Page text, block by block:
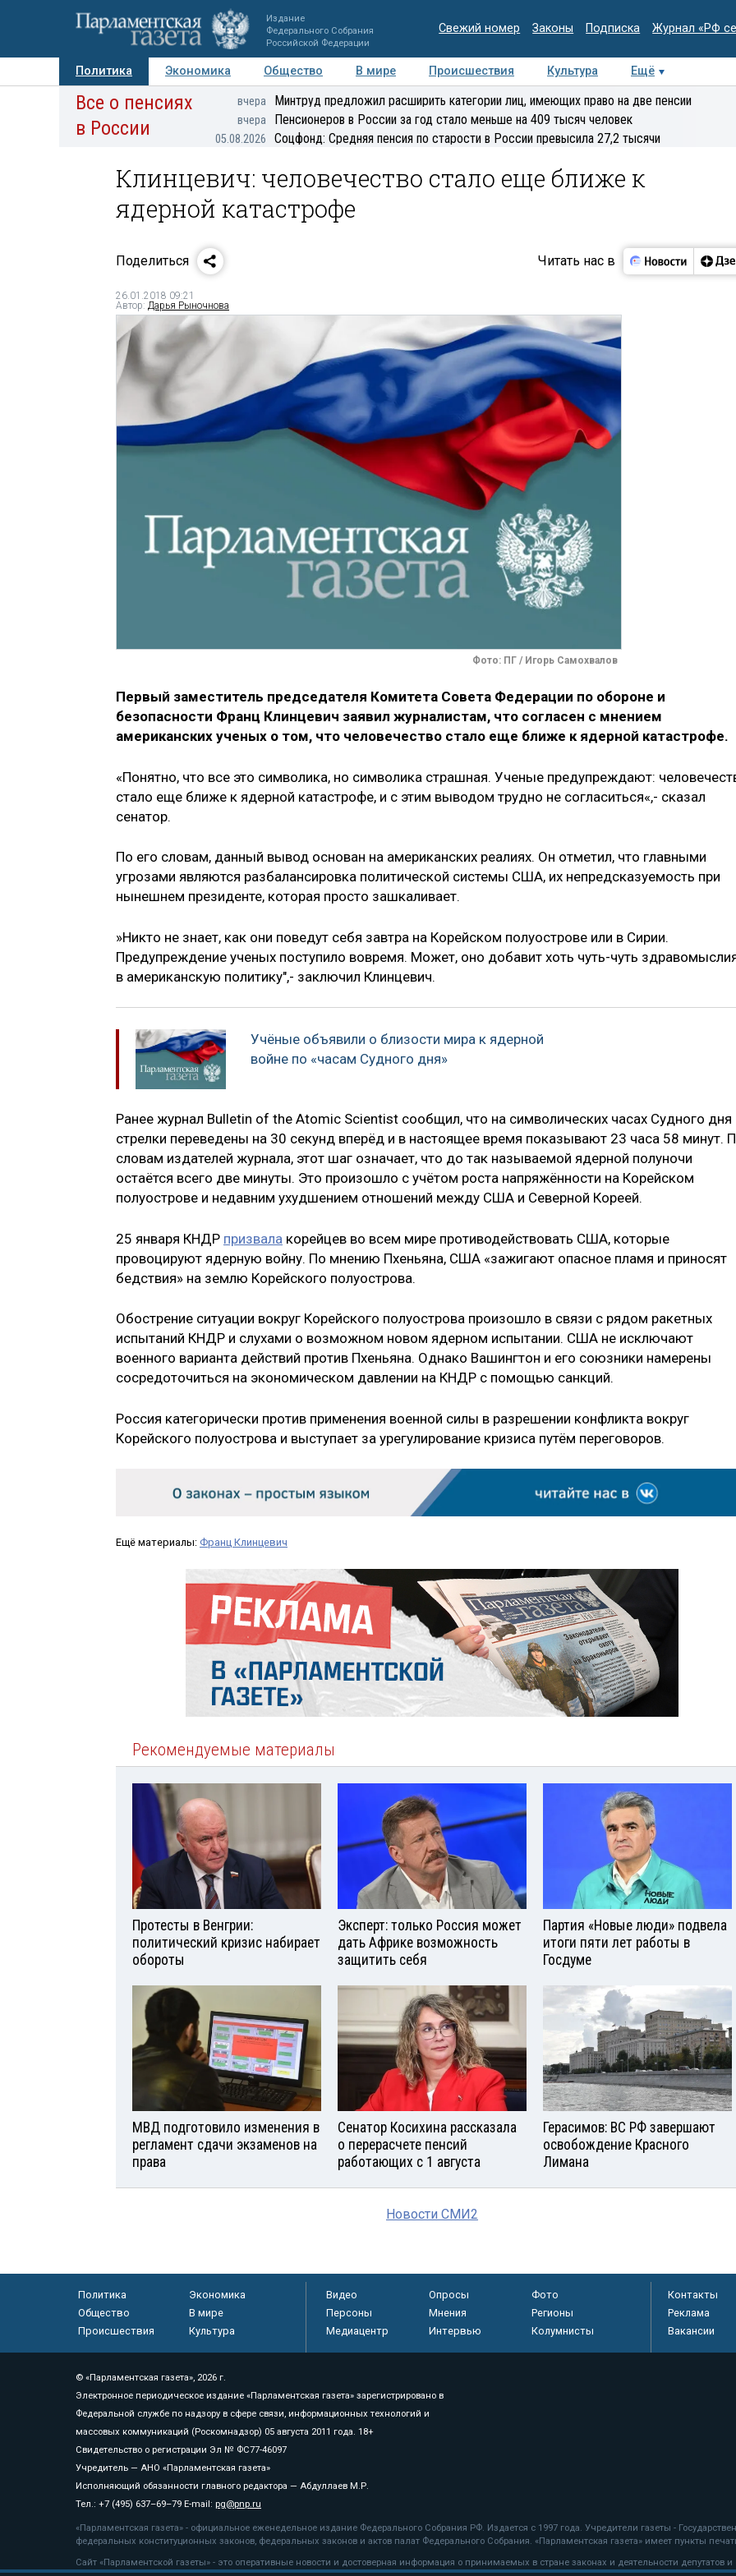
Издание
Федерального Собрания
Российской Федерации
Свежий номер Законы Подписка Журнал «РФ
Политика Экономика Общество В мире Происшествия Культура
Ещё
Авторы Персоны Мнения Регионы Медиацентр Интервью Колумнисты
Все о пенсиях
в России
вчера Минтруд предложил расширить категории лиц, имеющих право на две пенсии
вчера Пенсионеров в России за год стало меньше на 409 тысяч человек
05.08.2026 Соцфонд: Средняя пенсия по старости в России превысила 27,2 тысячи
Клинцевич: человечество стало еще ближе к
ядерной катастрофе
Поделиться Читать нас в
26.01.2018 09:21
Автор: Дарья Рыночнова
Фото: ПГ / Игорь Самохвалов
Первый заместитель председателя Комитета Совета Федерации по обороне и
безопасности Франц Клинцевич заявил журналистам, что согласен с мнением
американских ученых о том, что человечество стало еще ближе к ядерной катастрофе.
«Понятно, что все это символика, но символика страшная. Ученые предупреждают:
стало еще ближе к ядерной катастрофе, и с этим выводом трудно не согласиться«,- сказал
сенатор.
По его словам, данный вывод основан на американских реалиях. Он отметил, что главными
угрозами являются разбалансировка политической системы США, их непредсказуемость при
нынешнем президенте, которая просто зашкаливает.
»Никто не знает, как они поведут себя завтра на Корейском полуострове или в Сирии.
Предупреждение ученых поступило вовремя. Может, оно добавит хоть чуть-чуть
в американскую политику",- заключил Клинцевич.
Учёные объявили о близости мира к ядерной
войне по «часам Судного дня»
Ранее журнал Bulletin of the Atomic Scientist сообщил, что на символических часах Судного дня
стрелки переведены на 30 секунд вперёд и в настоящее время показывают 23 часа 58 минут.
словам издателей журнала, этот шаг означает, что до так называемой ядерной полуночи
остаётся всего две минуты. Это произошло с учётом роста напряжённости на Корейском
полуострове и недавним ухудшением отношений между США и Северной Кореей.
25 января КНДР призвала корейцев во всем мире противодействовать США, которые
провоцируют ядерную войну. По мнению Пхеньяна, США «зажигают опасное пламя и приносят
бедствия» на землю Корейского полуострова.
Обострение ситуации вокруг Корейского полуострова произошло в связи с рядом ракетных
испытаний КНДР и слухами о возможном новом ядерном испытании. США не исключают
военного варианта действий против Пхеньяна. Однако Вашингтон и его союзники намерены
сосредоточиться на экономическом давлении на КНДР с помощью санкций.
Россия категорически против применения военной силы в разрешении конфликта вокруг
Корейского полуострова и выступает за урегулирование кризиса путём переговоров.
Ещё материалы: Франц Клинцевич
Рекомендуемые материалы
Протесты в Венгрии:
политический кризис набирает
обороты
Эксперт: только Россия может
дать Африке возможность
защитить себя
Партия «Новые люди» подвела
итоги пяти лет работы в
Госдуме
МВД подготовило изменения в
регламент сдачи экзаменов на
права
Сенатор Косихина рассказала
о перерасчете пенсий
работающих с 1 августа
Герасимов: ВС РФ завершают
освобождение Красного
Лимана
Новости СМИ2
Политика
Экономика
Общество
В мире
Происшествия
Культура
Видео Опросы
Фото
Персоны
Мнения
Регионы
Медиацентр
Интервью Колумнисты
Контакты
Реклама
Вакансии
© «Парламентская газета», 2026 г.
Электронное периодическое издание «Парламентская газета» зарегистрировано в
Федеральной службе по надзору в сфере связи, информационных технологий и
массовых коммуникаций (Роскомнадзор) 05 августа 2011 года. 18+
Свидетельство о регистрации Эл № ФС77-46097
Учредитель — АНО «Парламентская газета»
Исполняющий обязанности главного редактора — Абдуллаев М.Р.
Тел.: +7 (495) 637–69–79 E-mail: pg@pnp.ru
«Парламентская газета» - официальное еженедельное издание Федерального Собрания РФ. Издается с 1997 года. Учредители газеты -
федеральных конституционных законов, федеральных законов и актов палат Федерального Собрания. «Парламентская газета» имеет пункты
Сайт «Парламентской газеты» - это оперативные новости и достоверная информация о принимаемых в стране законах и деятельности депутатов